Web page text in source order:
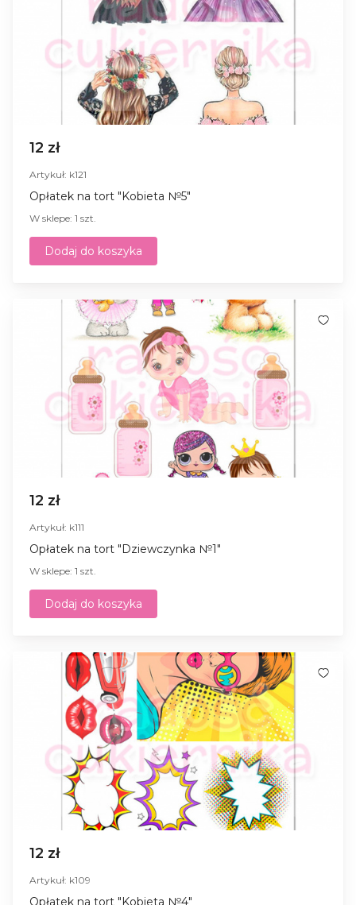
12 zł
Artykuł: k121
Opłatek na tort "Kobieta №5"
W sklepe: 1 szt.
Dodaj do koszyka
12 zł
Artykuł: k111
Opłatek na tort "Dziewczynka №1"
W sklepe: 1 szt.
Dodaj do koszyka
12 zł
Artykuł: k109
Opłatek na tort "Kobieta №4"